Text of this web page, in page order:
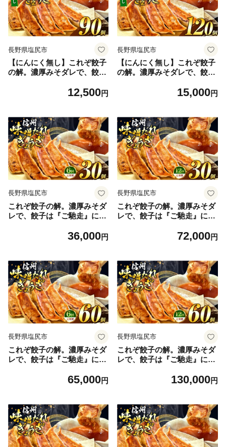
長野県塩尻市
【にんにく無し】これぞ餃子
の解。濃厚みそダレで、餃子
入 (30個×3PC) ｜ 餃子 冷凍
厚 中華 にんにく 豚肉 キャベ
ツ 肉汁 信州味噌 ジューシー
経木 長野県 塩尻市
12,500円
長野県塩尻市
【にんにく無し】これぞ餃子
の解。濃厚みそダレで、餃子
入 (30個×4PC) ｜ 餃子 冷凍
厚 中華 にんにく 豚肉 キャベ
ツ 肉汁 信州味噌 ジューシー
経木 長野県 塩尻市
15,000円
長野県塩尻市
これぞ餃子の解。濃厚みそダ
レで、餃子は『ご馳走』にな
定期便 餃子 冷凍餃子 ギョウ
にく 豚肉 キャベツ 肉汁 信州
味噌 ジューシー 経木 長野県
塩尻市
36,000円
長野県塩尻市
これぞ餃子の解。濃厚みそダ
レで、餃子は『ご馳走』にな
定期便 餃子 冷凍餃子 ギョウ
にく 豚肉 キャベツ 肉汁 信州
味噌 ジューシー 経木 長野県
塩尻市
72,000円
長野県塩尻市
これぞ餃子の解。濃厚みそダ
レで、餃子は『ご馳走』にな
pc)×6回｜定期便 餃子 冷凍餃
中華 にんにく 豚肉 キャベツ
肉汁 信州味噌 ジューシー 経
木 長野県 塩尻市
65,000円
長野県塩尻市
これぞ餃子の解。濃厚みそダ
レで、餃子は『ご馳走』にな
pc)×12回｜定期便 餃子 冷凍
厚 中華 にんにく 豚肉 キャベ
ツ 肉汁 信州味噌 ジューシー
経木 長野県 塩尻市
130,000円